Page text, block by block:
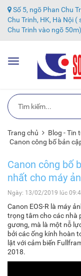
Số 5, ngõ Phan Chu
Chu Trinh, HK, Hà Nội (
Chu Trinh vào ngõ 50m)
Toggle
navigation
Trang chủ
Blog - Tin
Canon công bố bản
Canon công bố
nhất cho máy
Ngày: 13/02/2019 lúc
Canon EOS-R là máy
trọng tâm cho các nhà
gương, mà là một nỗ
bởi các ống kính hoàn
lật với cảm biến
2018.